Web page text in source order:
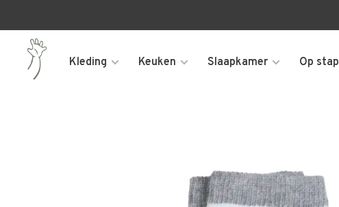
Kleding Keuken Slaapkamer Op stap